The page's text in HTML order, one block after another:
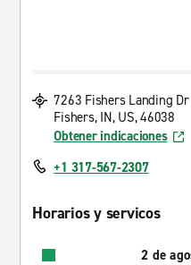
7263 Fishers Landing Dr
Fishers, IN, US, 46038
Obtener indicaciones
+1 317-567-2307
Horarios y servicos
2 de